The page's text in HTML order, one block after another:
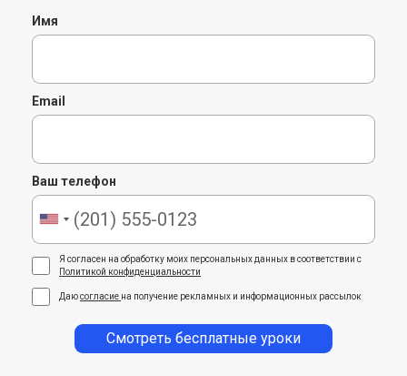
Имя
Email
Ваш телефон
Я согласен на обработку моих персональных данных в соответствии с
Политикой конфиденциальности
Даюсогласие на получение рекламных и информационных рассылок
Смотреть бесплатные уроки